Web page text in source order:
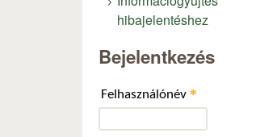
hibajelentéshez
Bejelentkezés
Felhasználónév *